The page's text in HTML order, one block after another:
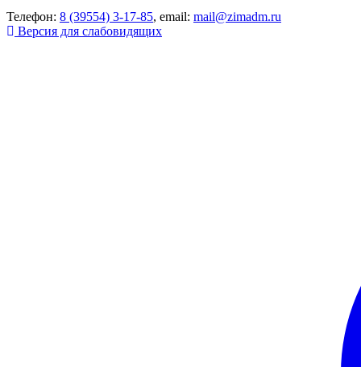
Телефон: 8 (39554) 3-17-85, email: mail@zimadm.ru
Версия для слабовидящих